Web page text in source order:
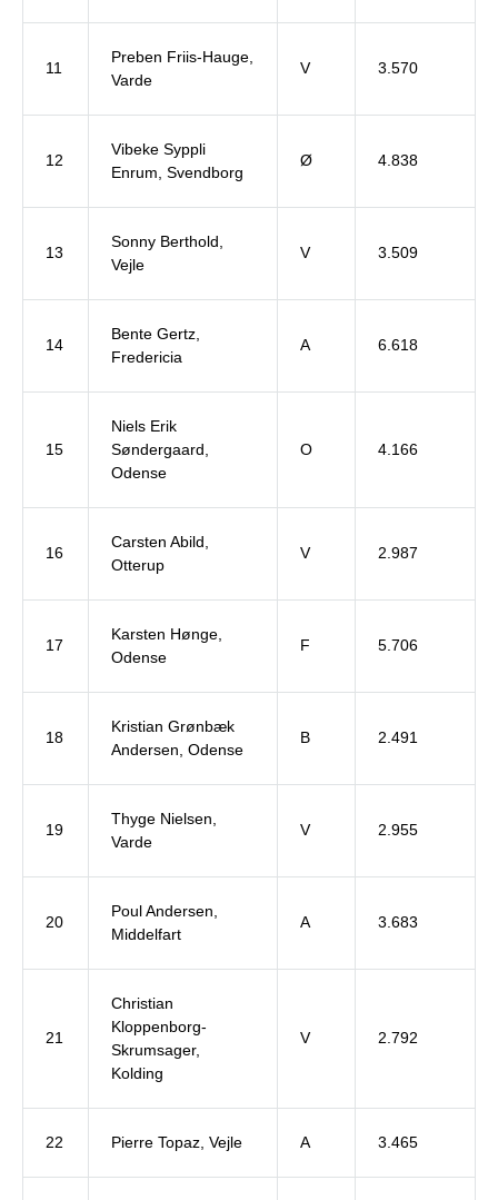
11
Preben Friis-Hauge,
Varde
V 3.570
12
Vibeke Syppli
Enrum, Svendborg
Ø 4.838
13
Sonny Berthold,
Vejle
V 3.509
14
Bente Gertz,
Fredericia
A 6.618
15
Niels Erik
Søndergaard,
Odense
O 4.166
16
Carsten Abild,
Otterup
V 2.987
17
Karsten Hønge,
Odense
F 5.706
18
Kristian Grønbæk
Andersen, Odense
B 2.491
19
Thyge Nielsen,
Varde
V 2.955
20
Poul Andersen,
Middelfart
A 3.683
21
Christian
Kloppenborg-
Skrumsager,
Kolding
V 2.792
22 Pierre Topaz, Vejle A 3.465